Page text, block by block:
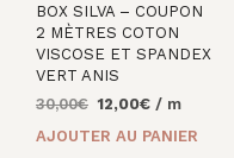
BOX SILVA – COUPON
2 MÈTRES COTON
VISCOSE ET SPANDEX
VERT ANIS
30,00€ Le
12,00€Le/ m
AJOUTER AU PANIER